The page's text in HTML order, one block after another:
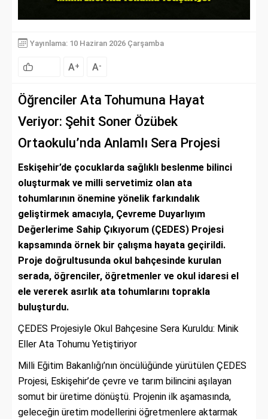
Yayınlama: 10 Haziran 2026 Çarşamba
A+ A-
Öğrenciler Ata Tohumuna Hayat
Veriyor: Şehit Soner Özübek
Ortaokulu’nda Anlamlı Sera Projesi
Eskişehir’de çocuklarda sağlıklı beslenme bilinci
oluşturmak ve milli servetimiz olan ata
tohumlarının önemine yönelik farkındalık
geliştirmek amacıyla, Çevreme Duyarlıyım
Değerlerime Sahip Çıkıyorum (ÇEDES) Projesi
kapsamında örnek bir çalışma hayata geçirildi.
Proje doğrultusunda okul bahçesinde kurulan
serada, öğrenciler, öğretmenler ve okul idaresi el
ele vererek asırlık ata tohumlarını toprakla
buluşturdu.
ÇEDES Projesiyle Okul Bahçesine Sera Kuruldu: Minik
Eller Ata Tohumu Yetiştiriyor
Milli Eğitim Bakanlığı’nın öncülüğünde yürütülen ÇEDES
Projesi, Eskişehir’de çevre ve tarım bilincini aşılayan
somut bir üretime dönüştü. Projenin ilk aşamasında,
geleceğin üretim modellerini öğretmenlere aktarmak